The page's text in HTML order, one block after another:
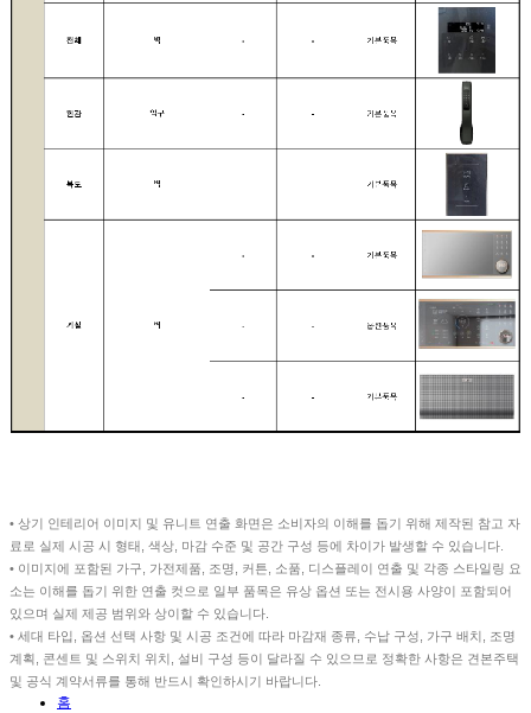
• 상기 인테리어 이미지 및 유니트 연출 화면은 소비자의 이해를 돕기 위해 제작된 참고 자
료로 실제 시공 시 형태, 색상, 마감 수준 및 공간 구성 등에 차이가 발생할 수 있습니다.
• 이미지에 포함된 가구, 가전제품, 조명, 커튼, 소품, 디스플레이 연출 및 각종 스타일링 요
소는 이해를 돕기 위한 연출 컷으로 일부 품목은 유상 옵션 또는 전시용 사양이 포함되어
있으며 실제 제공 범위와 상이할 수 있습니다.
• 세대 타입, 옵션 선택 사항 및 시공 조건에 따라 마감재 종류, 수납 구성, 가구 배치, 조명
계획, 콘센트 및 스위치 위치, 설비 구성 등이 달라질 수 있으므로 정확한 사항은 견본주택
및 공식 계약서류를 통해 반드시 확인하시기 바랍니다.
홈